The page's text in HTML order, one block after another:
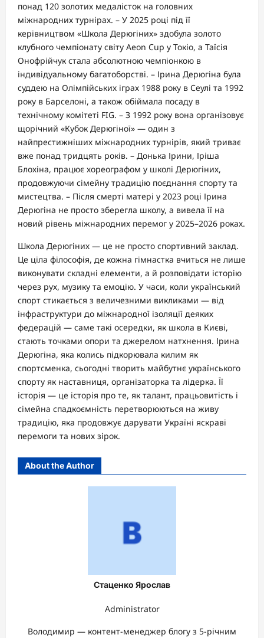
понад 120 золотих медалісток на головних
міжнародних турнірах. – У 2025 році під її
керівництвом «Школа Дерюгіних» здобула золото
клубного чемпіонату світу Aeon Cup у Токіо, а Таїсія
Онофрійчук стала абсолютною чемпіонкою в
індивідуальному багатоборстві. – Ірина Дерюгіна була
суддею на Олімпійських іграх 1988 року в Сеулі та 1992
року в Барселоні, а також обіймала посаду в
технічному комітеті FIG. – З 1992 року вона організовує
щорічний «Кубок Дерюгіної» — один з
найпрестижніших міжнародних турнірів, який триває
вже понад тридцять років. – Донька Ірини, Іріша
Блохіна, працює хореографом у школі Дерюгіних,
продовжуючи сімейну традицію поєднання спорту та
мистецтва. – Після смерті матері у 2023 році Ірина
Дерюгіна не просто зберегла школу, а вивела її на
новий рівень міжнародних перемог у 2025–2026 роках.
Школа Дерюгіних — це не просто спортивний заклад.
Це ціла філософія, де кожна гімнастка вчиться не лише
виконувати складні елементи, а й розповідати історію
через рух, музику та емоцію. У часи, коли український
спорт стикається з величезними викликами — від
інфраструктури до міжнародної ізоляції деяких
федерацій — саме такі осередки, як школа в Києві,
стають точками опори та джерелом натхнення. Ірина
Дерюгіна, яка колись підкорювала килим як
спортсменка, сьогодні творить майбутнє українського
спорту як наставниця, організаторка та лідерка. Її
історія — це історія про те, як талант, працьовитість і
сімейна спадкоємність перетворюються на живу
традицію, яка продовжує дарувати Україні яскраві
перемоги та нових зірок.
About the Author
Стаценко Ярослав
Administrator
Володимир — контент-менеджер блогу з 5-річним